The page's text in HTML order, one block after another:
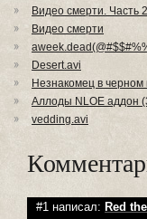
Видео смерти. Часть 2
Видео смерти
Desert.avi
Незнакомец в
Аллоды NLOE аддон
vedding.avi
#1 написал: Red